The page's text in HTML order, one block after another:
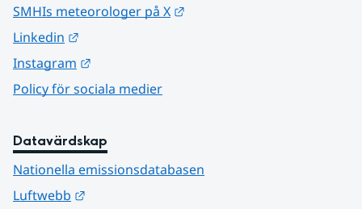
SMHIs meteorologer på X
Linkedin
Instagram
Policy för sociala medier
Datavärdskap
Nationella emissionsdatabasen
Luftwebb